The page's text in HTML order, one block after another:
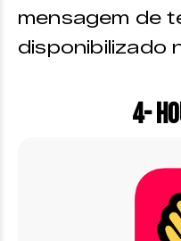
mensagem de
disponibilizado
4-